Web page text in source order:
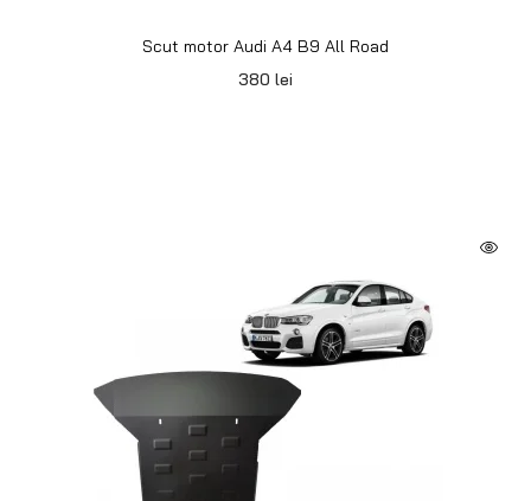
Scut motor Audi A4 B9 All Road
380 lei